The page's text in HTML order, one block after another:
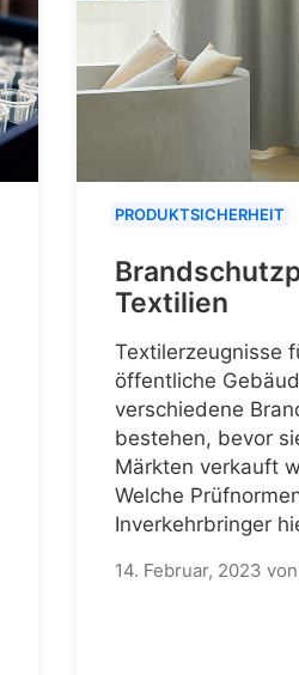
PRODUKTSICHERHEIT
Textilien
Textilerzeugnisse
öffentliche
verschiedene
bestehen, bevor
Märkten verkauft
Welche
Inverkehrbringer
14. Februar, 2023 von